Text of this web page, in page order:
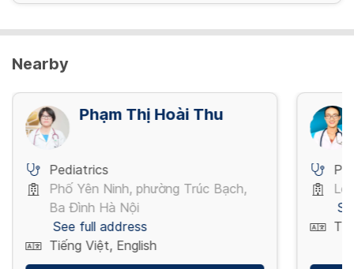
Nearby
Phạm Thị Hoài Thu
Pediatrics
Phố Yên Ninh, phường Trúc Bạch,
Ba Đình Hà Nội
See full address
Tiếng Việt, English
Lê